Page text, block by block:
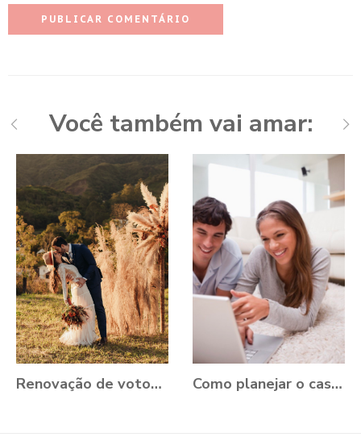
Você também vai amar:
Renovação de votos: Aline e Danilo, Ouro Preto - MG Como planejar o casamento durante a Pandemia?